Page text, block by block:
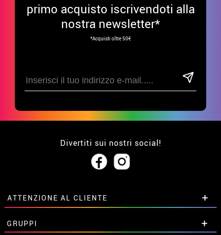
primo acquisto iscrivendoti alla
nostra newsletter*
*Acquisti oltre 50€
Divertiti sui nostri social!
ATTENZIONE AL CLIENTE
• Su di noi
GRUPPI